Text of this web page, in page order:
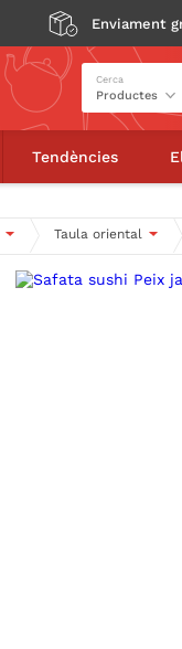
Enviament
Cerca
Tendències
Taula oriental
Safata sushi